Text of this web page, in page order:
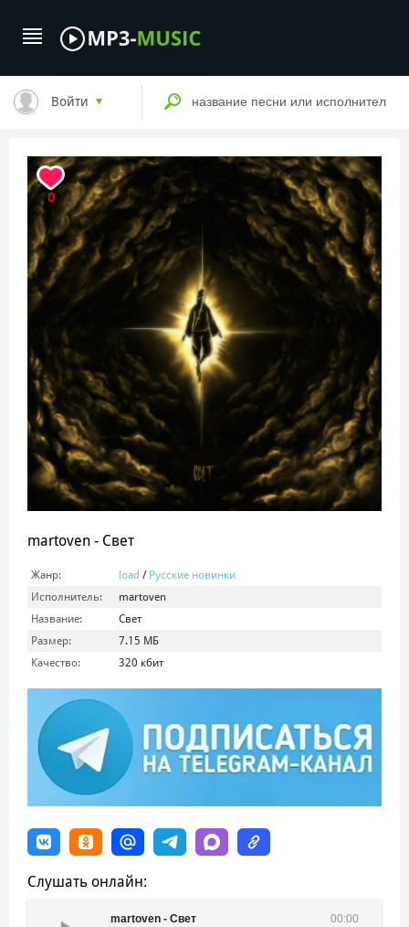
Войти
0
martoven - Свет
Жанр: load / Русские новинки
Исполнитель:
martoven
Название:
Свет
Размер:
7.15 МБ
Качество:
320 кбит
Слушать онлайн:
00:00
martoven - Свет